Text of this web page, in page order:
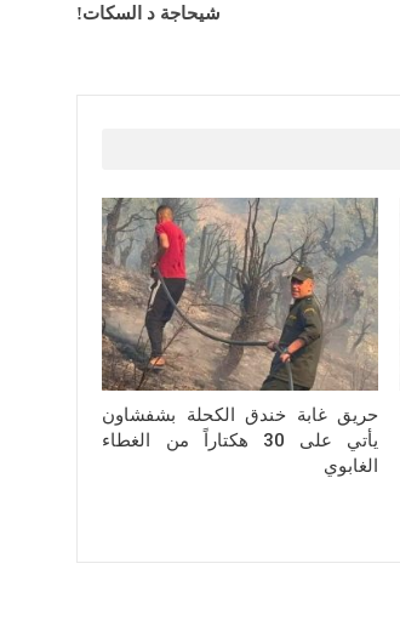
شيحاجة د السكات!
حريق غابة خندق الكحلة بشفشاون
يأتي على 30 هكتاراً من الغطاء
الغابوي